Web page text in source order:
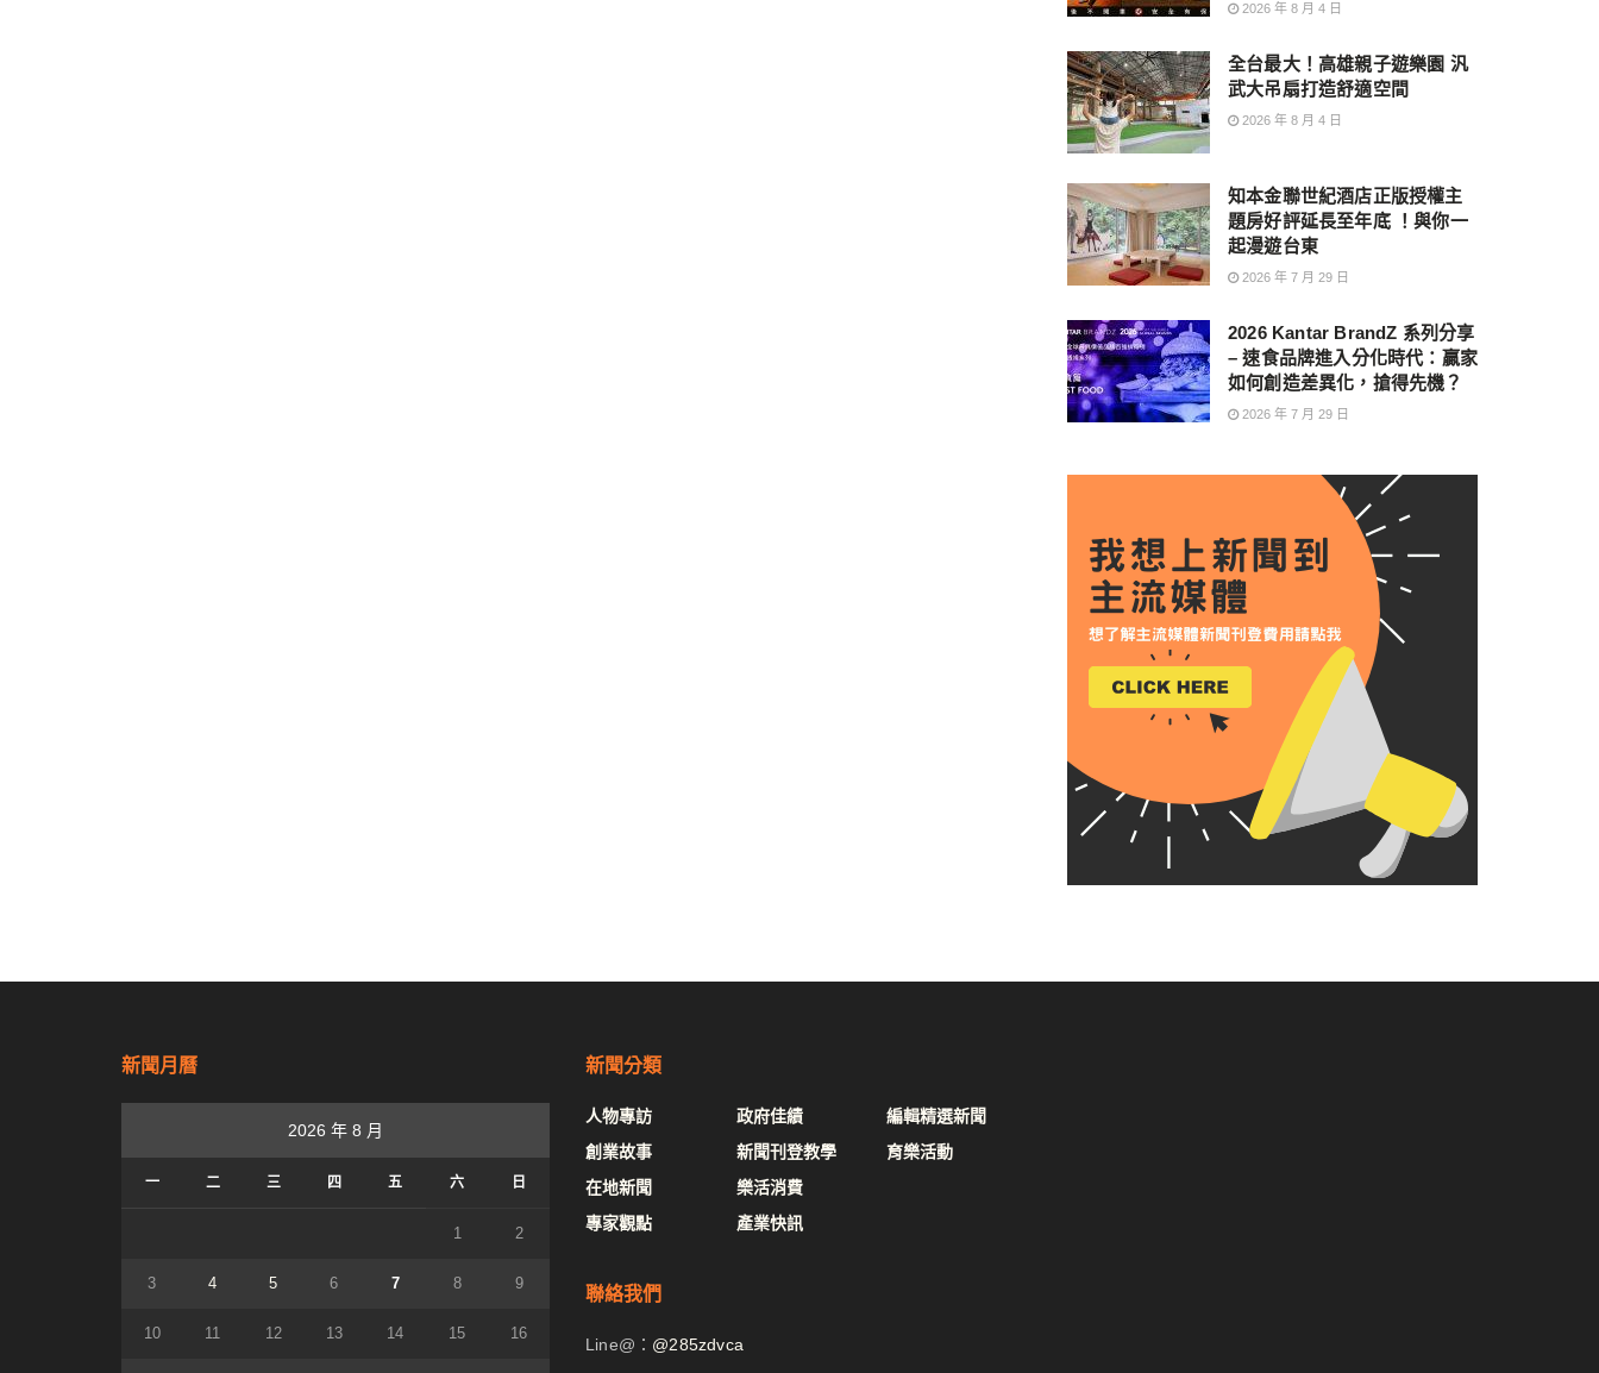
2026 年 8 月 4 日
全台最大！高雄親子遊樂園 汎
武大吊扇打造舒適空間
2026 年 8 月 4 日
知本金聯世紀酒店正版授權主
題房好評延長至年底 ！與你一
起漫遊台東
2026 年 7 月 29 日
2026 Kantar BrandZ 系列分享
– 速食品牌進入分化時代：贏家
如何創造差異化，搶得先機？
2026 年 7 月 29 日
新聞月曆
2026 年 8 月
一 二 三 四 五 六 日
1 2
3 4 5 6 7 8 9
10 11 12 13 14 15 16
新聞分類
人物專訪
創業故事
在地新聞
專家觀點
政府佳績
新聞刊登教學
樂活消費
產業快訊
編輯精選新聞
育樂活動
聯絡我們
Line@： @285zdvca